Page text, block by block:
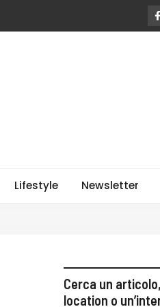
Lifestyle Newsletter
Cerca un
location o